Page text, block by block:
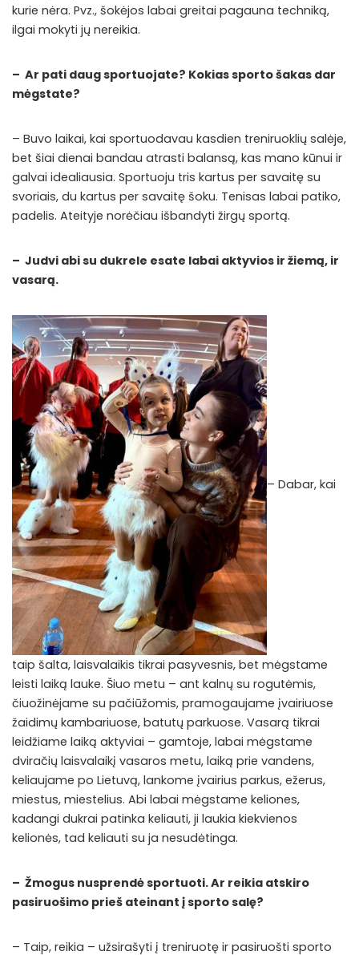
kurie nėra. Pvz., šokėjos labai greitai pagauna techniką,
ilgai mokyti jų nereikia.
– Ar pati daug sportuojate? Kokias sporto šakas dar
mėgstate?
– Buvo laikai, kai sportuodavau kasdien treniruoklių salėje,
bet šiai dienai bandau atrasti balansą, kas mano kūnui ir
galvai idealiausia. Sportuoju tris kartus per savaitę su
svoriais, du kartus per savaitę šoku. Tenisas labai patiko,
padelis. Ateityje norėčiau išbandyti žirgų sportą.
– Judvi abi su dukrele esate labai aktyvios ir žiemą, ir
vasarą.
– Dabar, kai
taip šalta, laisvalaikis tikrai pasyvesnis, bet mėgstame
leisti laiką lauke. Šiuo metu – ant kalnų su rogutėmis,
čiuožinėjame su pačiūžomis, pramogaujame įvairiuose
žaidimų kambariuose, batutų parkuose. Vasarą tikrai
leidžiame laiką aktyviai – gamtoje, labai mėgstame
dviračių laisvalaikį vasaros metu, laiką prie vandens,
keliaujame po Lietuvą, lankome įvairius parkus, ežerus,
miestus, miestelius. Abi labai mėgstame keliones,
kadangi dukrai patinka keliauti, ji laukia kiekvienos
kelionės, tad keliauti su ja nesudėtinga.
– Žmogus nusprendė sportuoti. Ar reikia atskiro
pasiruošimo prieš ateinant į sporto salę?
– Taip, reikia – užsirašyti į treniruotę ir pasiruošti sporto